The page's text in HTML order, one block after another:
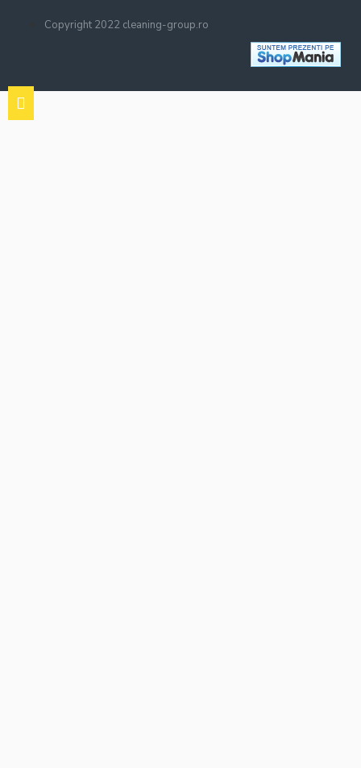
Copyright 2022 cleaning-group.ro